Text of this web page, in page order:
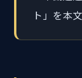
ト」を本